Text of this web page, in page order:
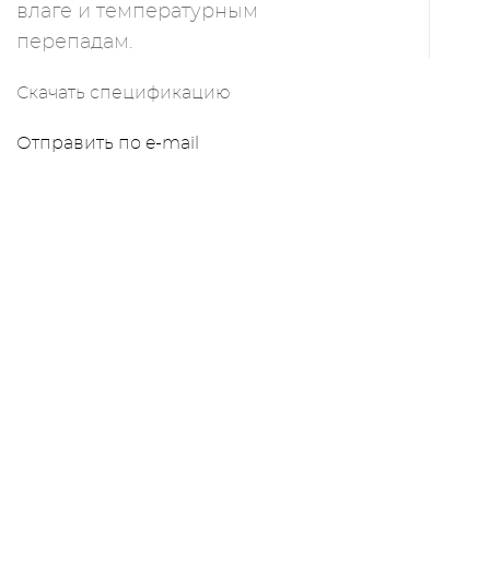
влаге и температурным
перепадам.
Скачать спецификацию
Отправить по e-mail